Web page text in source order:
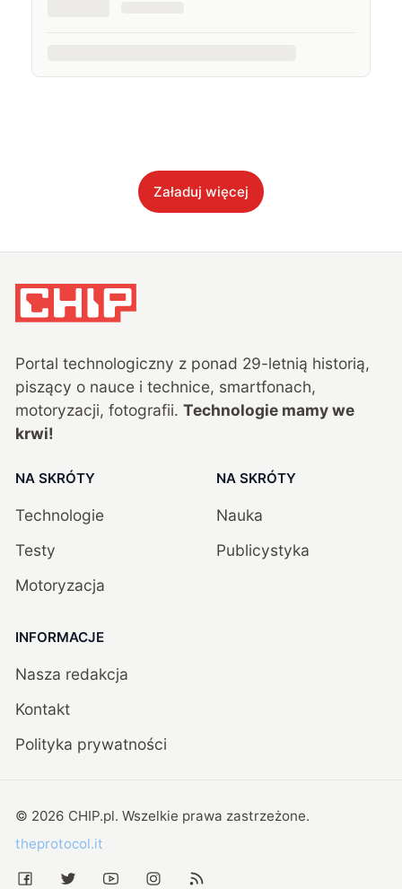
Załaduj więcej
Portal technologiczny z ponad 29-letnią historią,
piszący o nauce i technice, smartfonach,
motoryzacji, fotografii. Technologie mamy we
krwi!
NA SKRÓTY
Technologie
Testy
Motoryzacja
NA SKRÓTY
Nauka
Publicystyka
INFORMACJE
Nasza redakcja
Kontakt
Polityka prywatności
© 2026 CHIP.pl. Wszelkie prawa zastrzeżone.
theprotocol.it